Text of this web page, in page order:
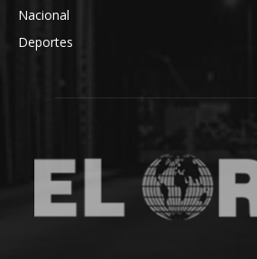
Nacional
Deportes